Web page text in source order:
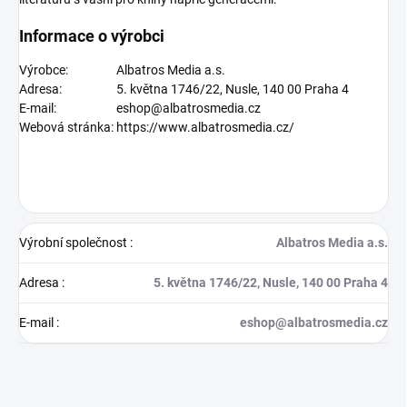
Informace o výrobci
Výrobce:
Albatros Media a.s.
Adresa:
5. května 1746/22, Nusle, 140 00 Praha 4
E-mail:
eshop@albatrosmedia.cz
Webová stránka: https://www.albatrosmedia.cz/
Výrobní společnost : Albatros Media a.s.
Adresa : 5. května 1746/22, Nusle, 140 00 Praha 4
E-mail : eshop@albatrosmedia.cz